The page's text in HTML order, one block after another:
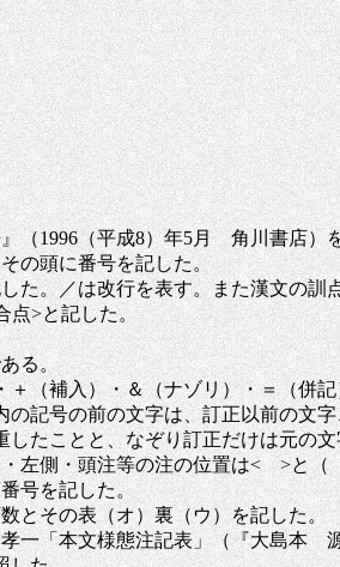
1996（平成8）年5月 角川書店）
頭に番号を記した。
。／は改行を表す。また漢文の訓
点>と記した。
る。
（補入）・＆（ナゾリ）・＝（併
号の前の文字は、訂正以前の文字
したことと、なぞり訂正だけは元の
左側・頭注等の注の位置は< >と
を記した。
とその表（オ）裏（ウ）を記した。
一「本文様態注記表」（『大島本